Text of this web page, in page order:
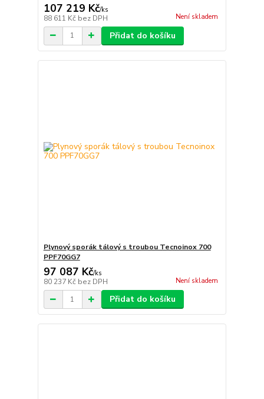
107 219 Kč/ks
88 611 Kč bez DPH Není skladem
Přidat do košíku
Plynový sporák tálový s troubou Tecnoinox 700
PPF70GG7
97 087 Kč/ks
80 237 Kč bez DPH Není skladem
Přidat do košíku